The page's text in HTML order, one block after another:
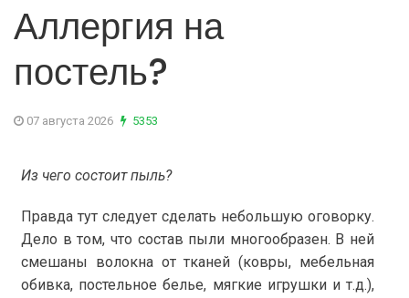
Аллергия на
постель?
07 августа 2026 5353
Из чего состоит пыль?
Правда тут следует сделать небольшую оговорку.
Дело в том, что состав пыли многообразен. В ней
смешаны волокна от тканей (ковры, мебельная
обивка, постельное белье, мягкие игрушки и т.д.),